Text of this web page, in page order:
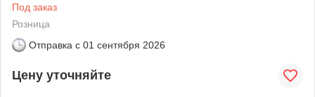
Под заказ
Розница
Отправка с 01 сентября 2026
Цену уточняйте